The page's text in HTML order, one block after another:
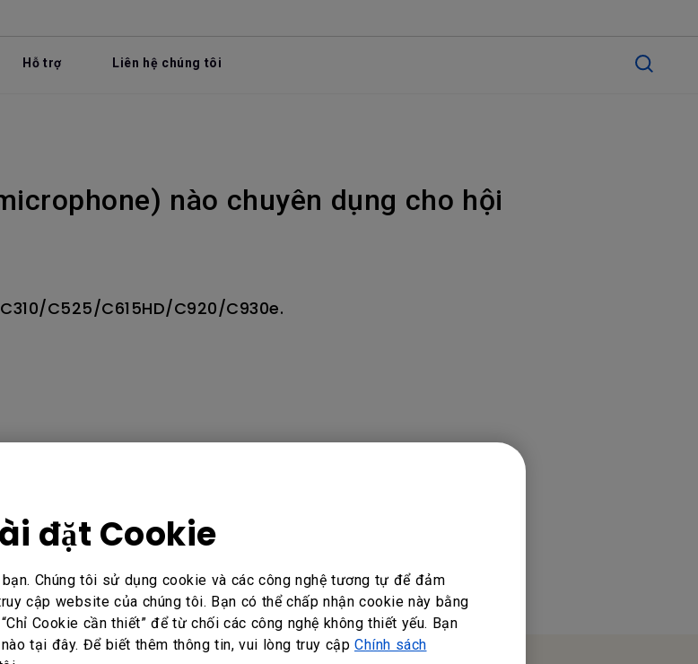
đặt Cookie
Chúng tôi sử dụng cookie và các công nghệ tương tự để đảm
cập website của chúng tôi. Bạn có thể chấp nhận cookie này bằng
Cookie cần thiết” để từ chối các công nghệ không thiết yếu. Bạn
tại đây. Để biết thêm thông tin, vui lòng truy cập Chính sách
Hỗ trợ Liên hệ chúng tôi
nào chuyên dụng cho hội
C525/C615HD/C920/C930e.
Không